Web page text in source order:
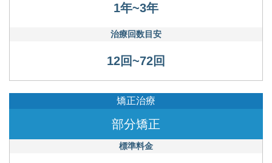
1年~3年
治療回数目安
12回~72回
矯正治療
部分矯正
標準料金